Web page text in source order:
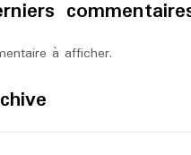
à afficher.